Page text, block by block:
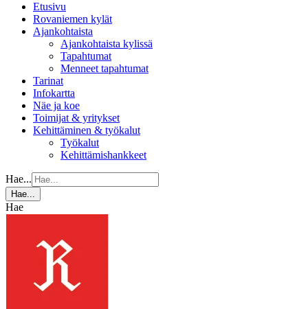
Etusivu
Rovaniemen kylät
Ajankohtaista
Ajankohtaista kylissä
Tapahtumat
Menneet tapahtumat
Tarinat
Infokartta
Näe ja koe
Toimijat & yritykset
Kehittäminen & työkalut
Työkalut
Kehittämishankkeet
Hae...
Hae...
Hae